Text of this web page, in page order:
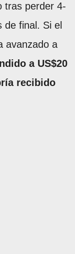
tras perder 4-
de final. Si el
avanzado a
a US$20
recibido